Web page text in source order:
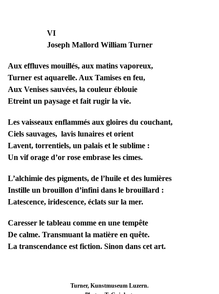
VI
Joseph Mallord William Turner
Aux effluves mouillés, aux matins vaporeux,
Turner est aquarelle. Aux Tamises en feu,
Aux Venises sauvées, la couleur éblouie
Etreint un paysage et fait rugir la vie.
Les vaisseaux enflammés aux gloires du couchant,
Ciels sauvages, lavis lunaires et orient
Lavent, torrentiels, un palais et le sublime :
Un vif orage d’or rose embrase les cimes.
L’alchimie des pigments, de l’huile et des lumières
Instille un brouillon d’infini dans le brouillard :
Latescence, iridescence, éclats sur la mer.
Caresser le tableau comme en une tempête
De calme. Transmuant la matière en quête.
La transcendance est fiction. Sinon dans cet art.
Turner, Kunstmuseum Luzern.